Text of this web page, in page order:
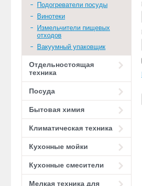
Подогреватели посуды
Винотеки
Измельчители пищевых
отходов
Вакуумный упаковщик
Отдельностоящая
техника
Посуда
Бытовая химия
Климатическая техника
Кухонные мойки
Кухонные смесители
Мелкая техника для